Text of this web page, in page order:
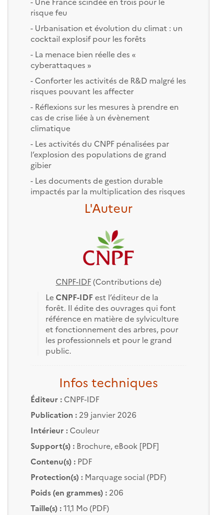
risque feu
- Urbanisation et évolution du climat : un
cocktail explosif pour les forêts
- La menace bien réelle des «
cyberattaques »
- Conforter les activités de R&D malgré les
risques pouvant les affecter
- Réflexions sur les mesures à prendre en
cas de crise liée à un évènement
climatique
- Les activités du CNPF pénalisées par
l’explosion des populations de grand
gibier
- Les documents de gestion durable
impactés par la multiplication des risques
L'Auteur
CNPF-IDF(Contributions de)
LeCNPF-IDFest l’éditeur de la
forêt. Il édite des ouvrages qui font
référence en matière de sylviculture
et fonctionnement des arbres, pour
les professionnels et pour le grand
public.
Infos techniques
Éditeur : CNPF-IDF
Publication :29 janvier 2026
Intérieur :Couleur
Support(s) :Brochure, eBook [PDF]
Contenu(s) :PDF
Protection(s) :Marquage social (PDF)
Poids (en grammes) :206
Taille(s) :11,1 Mo (PDF)